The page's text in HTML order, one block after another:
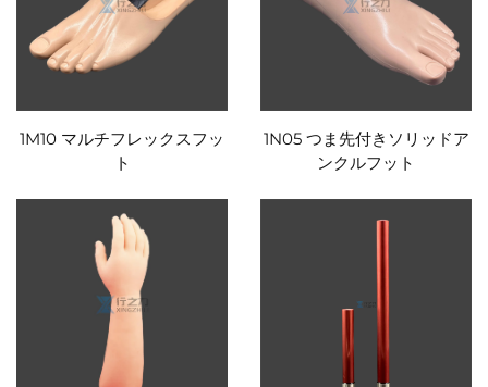
1M10 マルチフレックスフッ
ト
1N05 つま先付きソリッドア
ンクルフット